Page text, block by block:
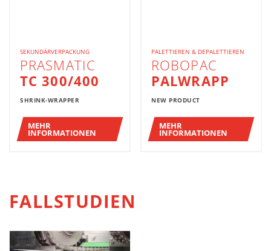
SEKUNDÄRVERPACKUNG
PRASMATIC
TC 300/400
SHRINK-WRAPPER
MEHR
INFORMATIONEN
PALETTIEREN & DEPALETTIEREN
ROBOPAC
PALWRAPP
NEW PRODUCT
MEHR
INFORMATIONEN
FALLSTUDIEN